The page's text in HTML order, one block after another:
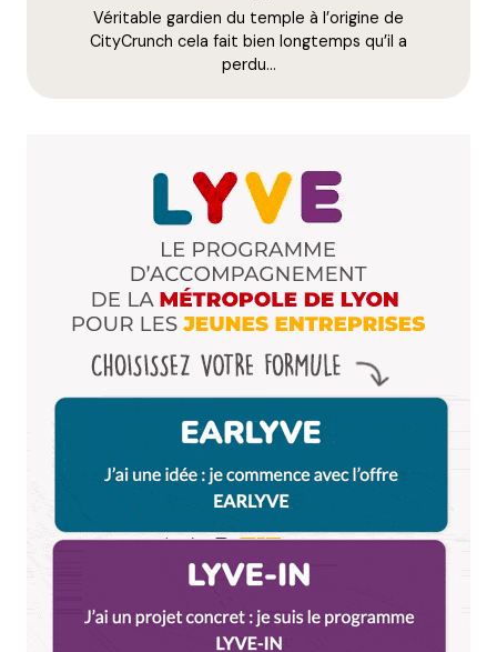
E-mail*
Enregistrer mon nom, mon e-mail et mon site dans le
Et bim !
Véritable gardien du temple à l’origine de
CityCrunch cela fait bien longtemps qu’il a
perdu…